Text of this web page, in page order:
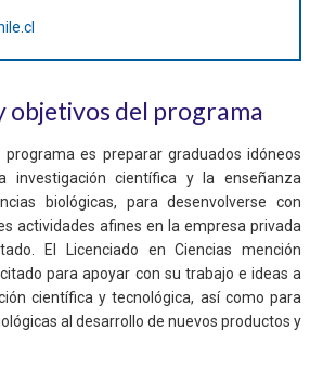
objetivos del programa
programa es preparar graduados idóneos
investigación científica y la enseñanza
biológicas, para desenvolverse con
actividades afines en la empresa privada
El Licenciado en Ciencias mención
para apoyar con su trabajo e ideas a
científica y tecnológica, así como para
al desarrollo de nuevos productos y